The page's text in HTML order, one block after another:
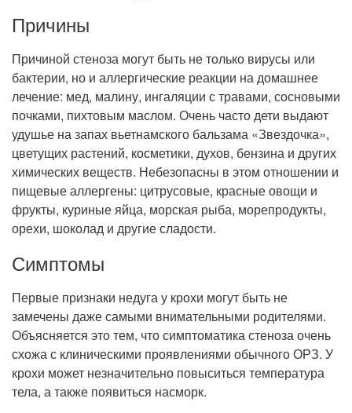
Причины
Причиной стеноза могут быть не только вирусы или
бактерии, но и аллергические реакции на домашнее
лечение: мед, малину, ингаляции с травами, сосновыми
почками, пихтовым маслом. Очень часто дети выдают
удушье на запах вьетнамского бальзама «Звездочка»,
цветущих растений, косметики, духов, бензина и других
химических веществ. Небезопасны в этом отношении и
пищевые аллергены: цитрусовые, красные овощи и
фрукты, куриные яйца, морская рыба, морепродукты,
орехи, шоколад и другие сладости.
Симптомы
Первые признаки недуга у крохи могут быть не
замечены даже самыми внимательными родителями.
Объясняется это тем, что симптоматика стеноза очень
схожа с клиническими проявлениями обычного ОРЗ. У
крохи может незначительно повыситься температура
тела, а также появиться насморк.